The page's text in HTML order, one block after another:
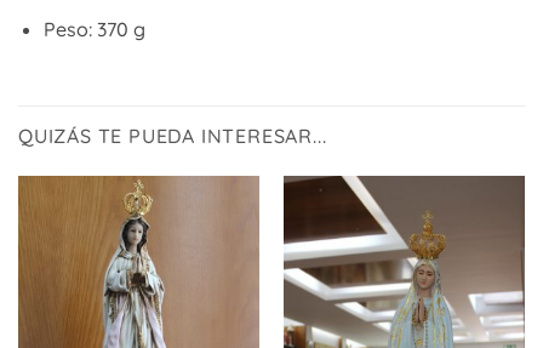
Peso: 370 g
QUIZÁS TE PUEDA INTERESAR...